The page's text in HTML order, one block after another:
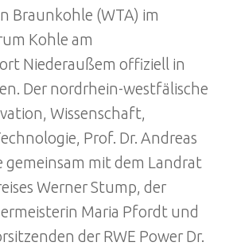
Braunkohle (WTA) im
Kohle am
Niederaußem offiziell in
Der nordrhein-westfälische
Wissenschaft,
Prof. Dr. Andreas
mit dem Landrat
Werner Stump, der
Maria Pfordt und
der RWE Power Dr.